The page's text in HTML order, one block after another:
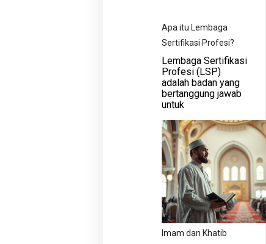
Apa itu Lembaga
Sertifikasi Profesi?
Lembaga Sertifikasi
Profesi (LSP)
adalah badan yang
bertanggung jawab
untuk
Imam dan Khatib